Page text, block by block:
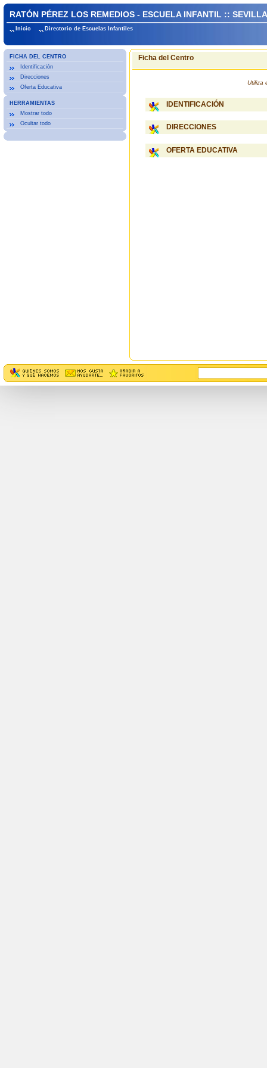
RATÓN PÉREZ LOS REMEDIOS - ESCUELA INFANTIL :: SEVILLA
Inicio Directorio de Escuelas Infantiles
FICHA DEL CENTRO
Identificación
Direcciones
Oferta Educativa
HERRAMIENTAS
Mostrar todo
Ocultar todo
Ficha del Centro
Utiliza
IDENTIFICACIÓN
DIRECCIONES
OFERTA EDUCATIVA